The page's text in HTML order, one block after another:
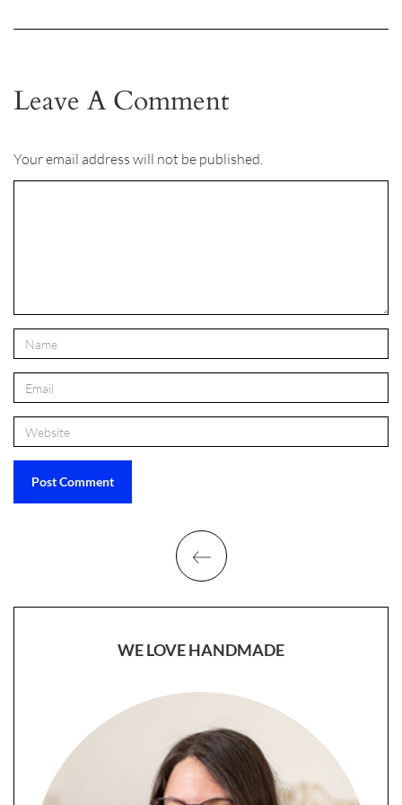
Leave A Comment
Your email address will not be published.
WE LOVE HANDMADE